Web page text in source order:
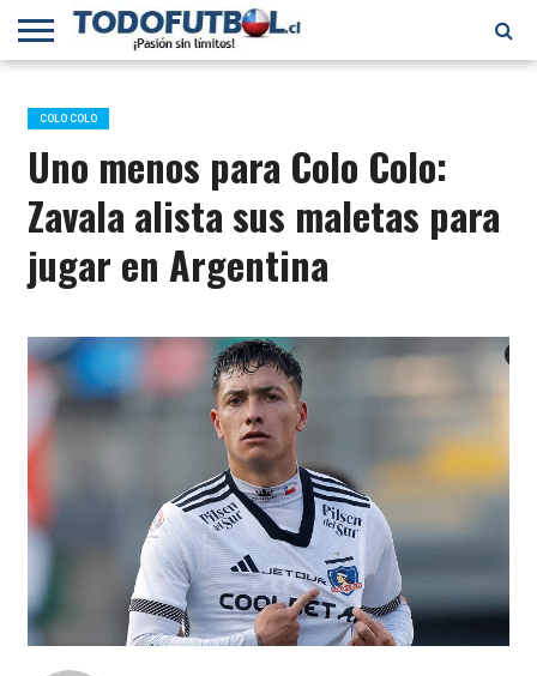
PRIMERA
B
SELECCIÓN
CHILENA
CHILENOS
EN EL
MUNDO
FÚTBOL
INTERNACIONAL
COLO COLO
Uno menos para Colo Colo:
Zavala alista sus maletas para
jugar en Argentina